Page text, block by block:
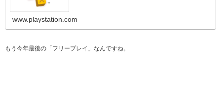
www.playstation.com
もう今年最後の「フリープレイ」なんですね。